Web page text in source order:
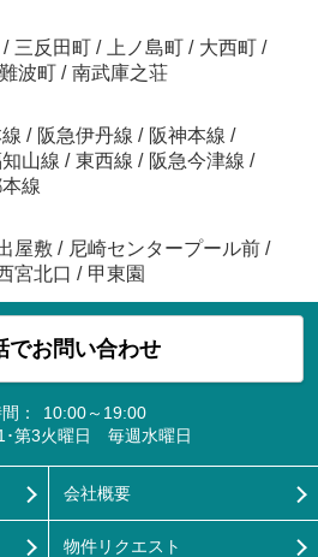
/ 三反田町 / 上ノ島町 / 大西町 /
波町 / 南武庫之荘
/ 阪急伊丹線 / 阪神本線 /
山線 / 東西線 / 阪急今津線 /
線
屋敷 / 尼崎センタープール前 /
宮北口 / 甲東園
でお問い合わせ
：
10:00～19:00
･第3火曜日 毎週水曜日
会社概要
物件リクエスト